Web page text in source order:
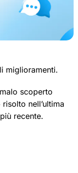
miglioramenti.
scoperto
nell’ultima
recente.